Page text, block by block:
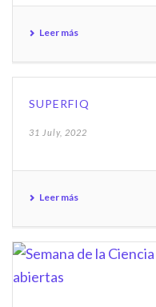
Leer más
SUPERFIQ
31 July, 2022
Leer más